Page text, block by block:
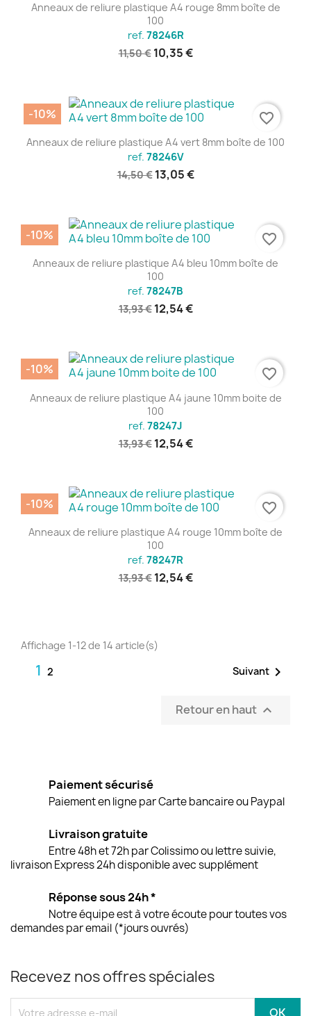
Anneaux de reliure plastique A4 rouge 8mm boîte de
100
ref. 78246R
11,50 € 10,35 €
Anneaux de reliure plastique A4 vert 8mm boîte de 100
ref. 78246V
14,50 € 13,05 €
-10% favorite_border
Anneaux de reliure plastique A4 bleu 10mm boîte de
100
ref. 78247B
13,93 € 12,54 €
-10% favorite_border
Anneaux de reliure plastique A4 jaune 10mm boite de
100
ref. 78247J
13,93 € 12,54 €
-10% favorite_border
Anneaux de reliure plastique A4 rouge 10mm boîte de
100
ref. 78247R
13,93 € 12,54 €
-10% favorite_border
Affichage 1-12 de 14 article(s)
1 2 Suivant 
Retour en haut 
Paiement sécurisé
Paiement en ligne par Carte bancaire ou Paypal
Livraison gratuite
Entre 48h et 72h par Colissimo ou lettre suivie,
livraison Express 24h disponible avec supplément
Réponse sous 24h *
Notre équipe est à votre écoute pour toutes vos
demandes par email (*jours ouvrés)
Recevez nos offres spéciales